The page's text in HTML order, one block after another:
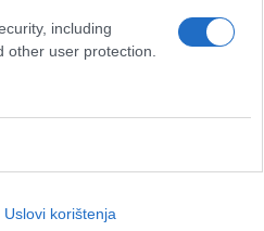
including
user protection.
Uslovi korištenja 4